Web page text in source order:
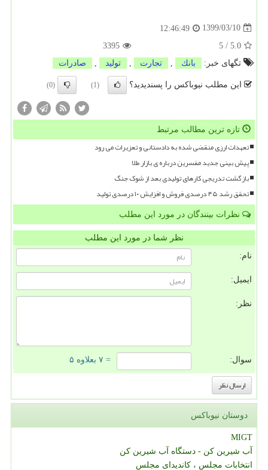
1399/03/10
12:46:49
5.0
/
5
3395
تگهای خبر:
بانك تجارت تولید صادرات
این مطلب نیوباکس را پسندیدید؟ (1)
(0)
تازه ترین مطالب مرتبط
تعهدات ارزی منقضی شده به دادستانی و تعزیرات می رود
پیش بینی جدید مفسرین درباره ی بازار طلا
بازگشت تدریجی کارهای تولیدی بعد از شوک جنگ
تحقق رشد ۴۵ درصدی فروش و افزایش ۱۰ درصدی تولید
نظرات بینندگان در مورد این مطلب
نظر شما در مورد این مطلب
نام:
ایمیل:
نظر:
سوال: = ۷ بعلاوه ۵
دوستان نیوباکس
MIGT
آب شیرین کن - دستگاه آب شیرین کن
انتخابات مجلس ، کاندیدای مجلس